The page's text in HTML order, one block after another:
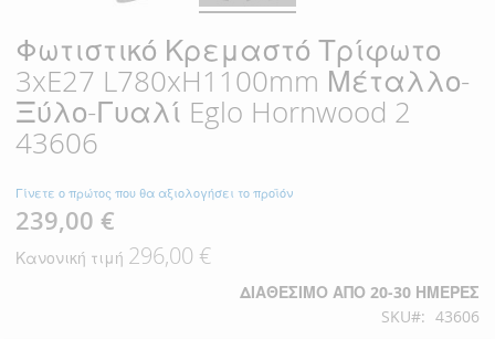
Φωτιστικό Κρεμαστό Τρίφωτο
3xE27 L780xH1100mm Μέταλλο-
Ξύλο-Γυαλί Eglo Hornwood 2
43606
Γίνετε ο πρώτος που θα αξιολογήσει το προϊόν
Ειδική
239,00 €
Κανονική τιμή 296,00 €
ΔΙΑΘΈΣΙΜΟ ΑΠΌ 20-30 ΗΜΈΡΕΣ
SKU
43606